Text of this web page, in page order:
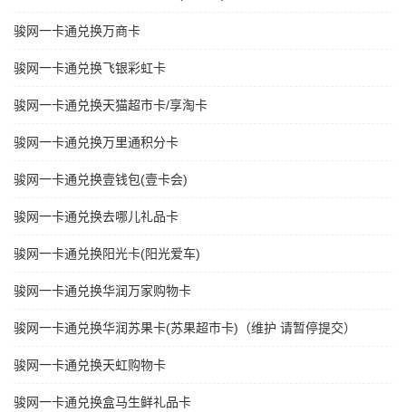
骏网一卡通兑换万商卡
骏网一卡通兑换飞银彩虹卡
骏网一卡通兑换天猫超市卡/享淘卡
骏网一卡通兑换万里通积分卡
骏网一卡通兑换壹钱包(壹卡会)
骏网一卡通兑换去哪儿礼品卡
骏网一卡通兑换阳光卡(阳光爱车)
骏网一卡通兑换华润万家购物卡
骏网一卡通兑换华润苏果卡(苏果超市卡)（维护 请暂停提交）
骏网一卡通兑换天虹购物卡
骏网一卡通兑换盒马生鲜礼品卡